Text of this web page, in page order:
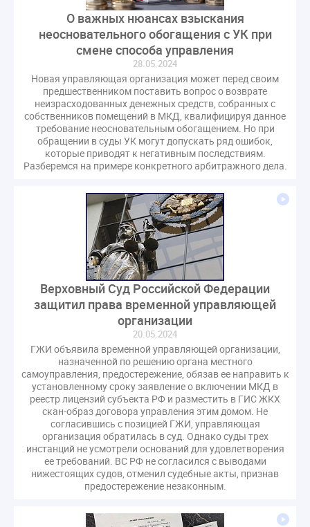
О важных нюансах взыскания
неосновательного обогащения с УК при
смене способа управления
28.05.2024
Новая управляющая организация может перед своим
предшественником поставить вопрос о возврате
неизрасходованных денежных средств, собранных с
собственников помещений в МКД, квалифицируя данное
требование неосновательным обогащением. Но при
обращении в суды УК могут допускать ряд ошибок,
которые приводят к негативным последствиям.
Разберемся на примере конкретного арбитражного дела.
Верховный Суд Российской Федерации
защитил права временной управляющей
организации
20.05.2024
ГЖИ объявила временной управляющей организации,
назначенной по решению органа местного
самоуправления, предостережение, обязав ее направить к
установленному сроку заявление о включении МКД в
реестр лицензий субъекта РФ и разместить в ГИС ЖКХ
скан-образ договора управления этим домом. Не
согласившись с позицией ГЖИ, управляющая
организация обратилась в суд. Однако суды трех
инстанций не усмотрели оснований для удовлетворения
ее требований. ВС РФ не согласился с выводами
нижестоящих судов, отменил судебные акты, признав
предостережение незаконным.